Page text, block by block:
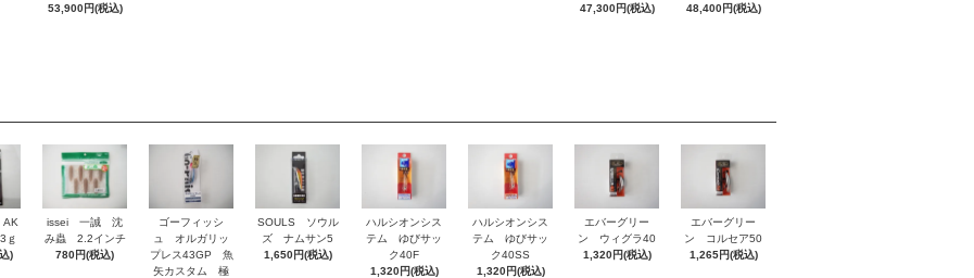
53,900円(税込)
47,300円(税込)
48,400円(税込)
ｇ
)
issei 一誠 沈
み蟲 2.2インチ
780円(税込)
ゴーフィッシ
ュ オルガリッ
プレス43GP 魚
矢カスタム 極
SOULS ソウル
ズ ナムサン5
1,650円(税込)
ハルシオンシス
テム ゆびサッ
ク40F
1,320円(税込)
ハルシオンシス
テム ゆびサッ
ク40SS
1,320円(税込)
エバーグリー
ン ウィグラ40
1,320円(税込)
エバーグリー
ン コルセア50
1,265円(税込)